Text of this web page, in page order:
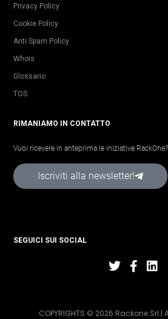
Privacy Policy
Cookie Policy
Anti Spam Policy
Whois
Glossario
TOS
RIMANIAMO IN CONTATTO
Vuoi ricevere in anteprima le iniziative RackOne?
Iscriviti alla newsletter!
SEGUICI SUI SOCIAL
COPYRIGHTS © 2026 Rackone Srl |